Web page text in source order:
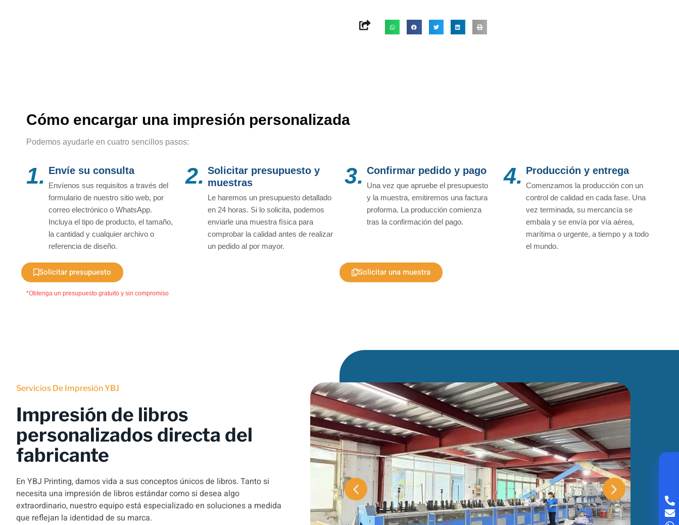
Cómo encargar una impresión personalizada
Podemos ayudarle en cuatro sencillos pasos:
1. Envíe su consulta
Envíenos sus requisitos a través del
formulario de nuestro sitio web, por
correo electrónico o WhatsApp.
Incluya el tipo de producto, el tamaño,
la cantidad y cualquier archivo o
referencia de diseño.
2. Solicitar presupuesto y
muestras
Le haremos un presupuesto detallado
en 24 horas. Si lo solicita, podemos
enviarle una muestra física para
comprobar la calidad antes de realizar
un pedido al por mayor.
3. Confirmar pedido y pago
Una vez que apruebe el presupuesto
y la muestra, emitiremos una factura
proforma. La producción comienza
tras la confirmación del pago.
4. Producción y entrega
Comenzamos la producción con un
control de calidad en cada fase. Una
vez terminada, su mercancía se
embala y se envía por vía aérea,
marítima o urgente, a tiempo y a todo
el mundo.
Solicitar presupuesto Solicitar una muestra
*Obtenga un presupuesto gratuito y sin compromiso
Servicios De Impresión YBJ
Impresión de libros
personalizados directa del
fabricante
En YBJ Printing, damos vida a sus conceptos únicos de libros. Tanto si
necesita una impresión de libros estándar como si desea algo
extraordinario, nuestro equipo está especializado en soluciones a medida
que reflejan la identidad de su marca.